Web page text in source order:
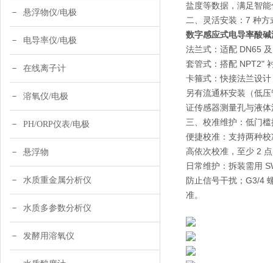
悬浮物仪/电极
电导率仪/电极
在线离子计
溶氧仪/电极
PH/ORP仪表/电极
悬浮物
水质重金属分析仪
水质多参数分析仪
发酵用溶氧仪
盐度等数据，满足智
二、灵活安装：7 种
数字感应式电导率酸
法兰式：适配 DN65
套管式：搭配 NPT2"
卡箍式：快接法兰设
另有流通杯安装（低
证传感器测量孔与液
三、校准维护：低门
便捷校准：支持两种
高依次校准，至少 2
日常维护：拆装需用
防止信号干扰；G3/4
准。